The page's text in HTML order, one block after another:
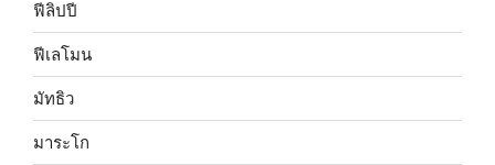
ฟีลิปปี
ฟีเลโมน
มัทธิว
มาระโก